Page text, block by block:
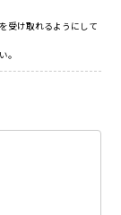
受け取れるようにして
。